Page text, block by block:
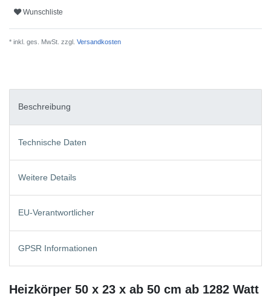
Wunschliste
* inkl. ges. MwSt. zzgl. Versandkosten
Beschreibung
Technische Daten
Weitere Details
EU-Verantwortlicher
GPSR Informationen
Heizkörper 50 x 23 x ab 50 cm ab 1282 Watt